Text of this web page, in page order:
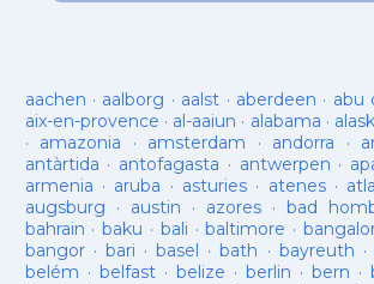
aachen · aalborg · aalst · aberdeen · abu
aix-en-provence · al-aaiun · alabama ·
· amazonia · amsterdam · andorra ·
antàrtida · antofagasta · antwerpen ·
armenia · aruba · asturies· atenes·
augsburg · austin · azores·bad
bahrain ·baku · bali ·baltimore ·
bangor· bari ·basel ·bath · bayreuth
belém · belfast· belize · berlin ·bern ·